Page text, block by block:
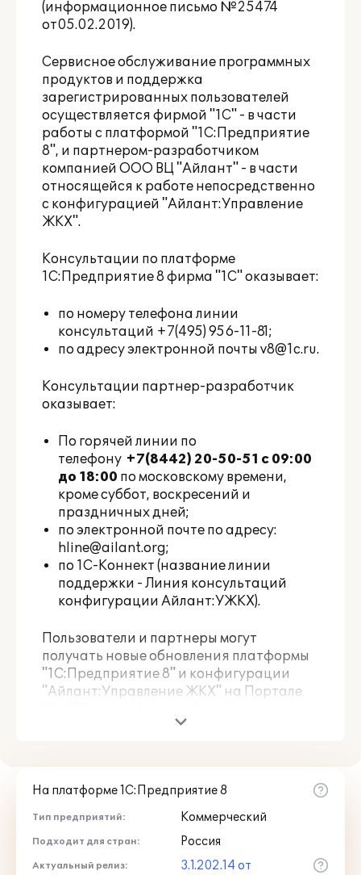
(информационное письмо №25474
от05.02.2019).
Сервисное обслуживание программных
продуктов и поддержка
зарегистрированных пользователей
осуществляется фирмой "1С" - в части
работы с платформой "1С:Предприятие
8", и партнером-разработчиком
компанией ООО ВЦ "Айлант" - в части
относящейся к работе непосредственно
с конфигурацией "Айлант:Управление
ЖКХ".
Консультации по платформе
1С:Предприятие 8 фирма "1С" оказывает:
по номеру телефона линии
консультаций +7(495) 956-11-81;
по адресу электронной почты v8@1c.ru.
Консультации партнер-разработчик
оказывает:
По горячей линии по
телефону +7(8442) 20-50-51 с 09:00
до 18:00 по московскому времени,
кроме суббот, воскресений и
праздничных дней;
по электронной почте по адресу:
hline@ailant.org;
по 1С-Коннект (название линии
поддержки - Линия консультаций
конфигурации Айлант:УЖКХ).
Пользователи и партнеры могут
получать новые обновления платформы
"1С:Предприятие 8" и конфигурации
"Айлант:Управление ЖКХ" на Портале
через партнеров фирмы "1С".
обслуживание по линии консультаций
пользователей осуществляется ТОЛЬКО
при наличии действующего договора
1С:ИТС (кроме базовых версий) и
На платформе 1С:Предприятие 8
Тип предприятий: Коммерческий
Подходит для стран: Россия
Актуальный релиз: 3.1.202.14 от